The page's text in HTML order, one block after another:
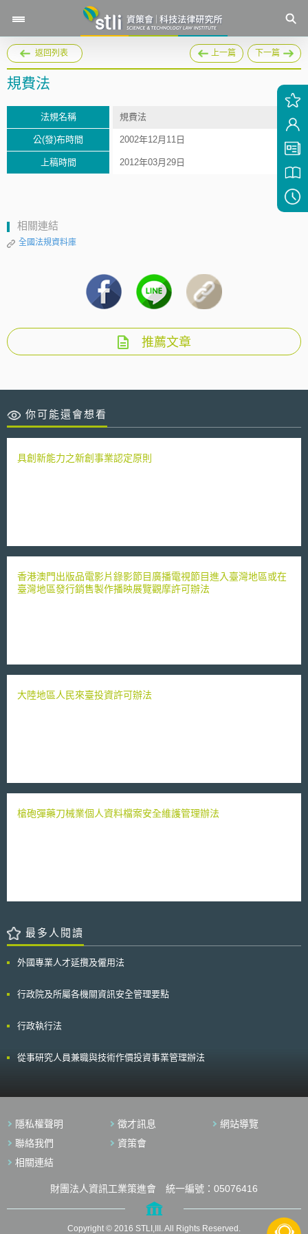
返回列表 上一篇 下一篇
規費法
法規名稱 規費法
公(發)布時間 2002年12月11日
上稿時間 2012年03月29日
相關連結
全國法規資料庫
推薦文章
你可能還會想看
具創新能力之新創事業認定原則
香港澳門出版品電影片錄影節目廣播電視節目進入臺灣地區或在
臺灣地區發行銷售製作播映展覽觀摩許可辦法
大陸地區人民來臺投資許可辦法
槍砲彈藥刀械業個人資料檔案安全維護管理辦法
最多人閱讀
外國專業人才延攬及僱用法
行政院及所屬各機關資訊安全管理要點
行政執行法
從事研究人員兼職與技術作價投資事業管理辦法
隱私權聲明 徵才訊息
網站導覽
聯絡我們
資策會
相關連結
財團法人資訊工業策進會 統一編號：05076416
Copyright © 2016 STLI,III. All Rights Reserved.